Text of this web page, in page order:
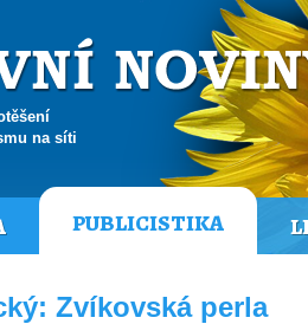
na síti
PUBLICISTIKA
Zvíkovská perla